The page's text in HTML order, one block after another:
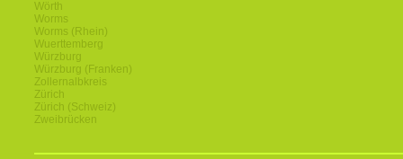
Wörth
Worms
Worms (Rhein)
Wuerttemberg
Würzburg
Würzburg (Franken)
Zollernalbkreis
Zürich
Zürich (Schweiz)
Zweibrücken